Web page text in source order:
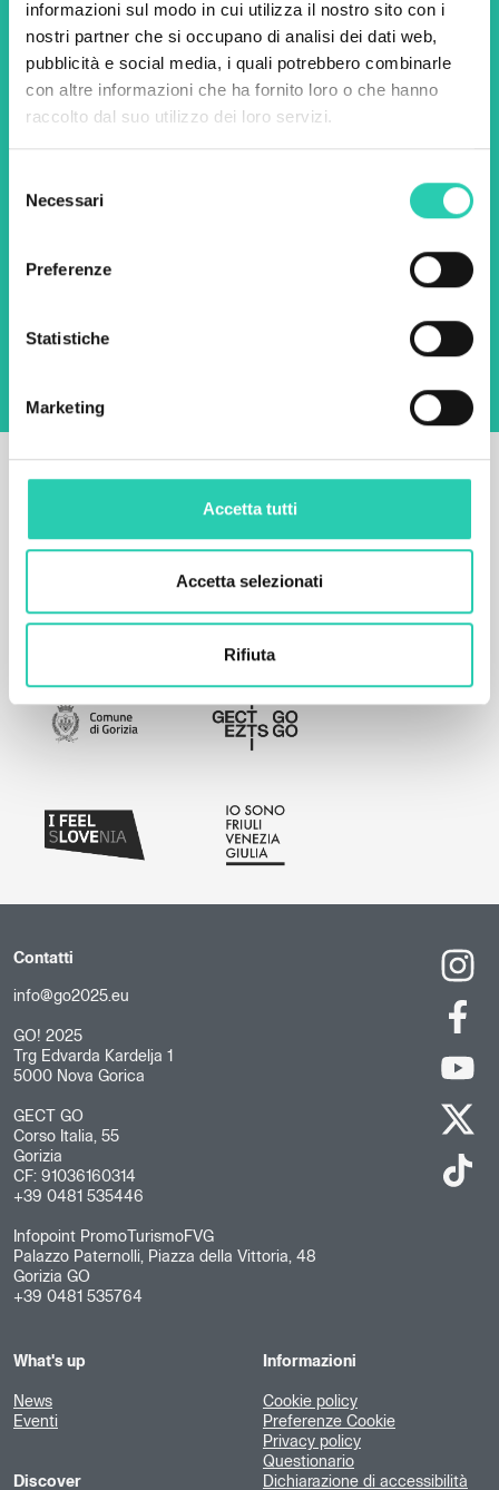
informazioni sul modo in cui utilizza il nostro sito con i
nostri partner che si occupano di analisi dei dati web,
pubblicità e social media, i quali potrebbero combinarle
con altre informazioni che ha fornito loro o che hanno
raccolto dal suo utilizzo dei loro servizi.
delNecessari
Preferenze
Statistiche
Marketing
Accetta tutti
Accetta selezionati
Rifiuta
scoprire tutte le nostre
iniziative.
Contatti
info@go2025.eu
GO! 2025
Trg Edvarda Kardelja 1
5000 Nova Gorica
GECT GO
Corso Italia, 55
Gorizia
CF: 91036160314
+39 0481 535446
Infopoint PromoTurismoFVG
Palazzo Paternolli, Piazza della Vittoria, 48
Gorizia GO
+39 0481 535764
What's up
News
Eventi
Discover
Informazioni
Cookie policy
Preferenze Cookie
Privacy policy
Questionario
Dichiarazione di accessibilità